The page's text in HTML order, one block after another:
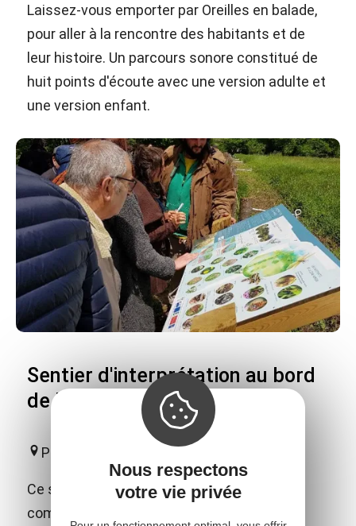
Laissez-vous emporter par Oreilles en balade,
pour aller à la rencontre des habitants et de
leur histoire. Un parcours sonore constitué de
huit points d'écoute avec une version adulte et
une version enfant.
Sentier d'interprétation au bord
de l'Aveyron
Prévinquières
Ce sentier d'interprétation, situé sur la
commune de Prévinquières, propose aux
Nous respectons
votre vie privée